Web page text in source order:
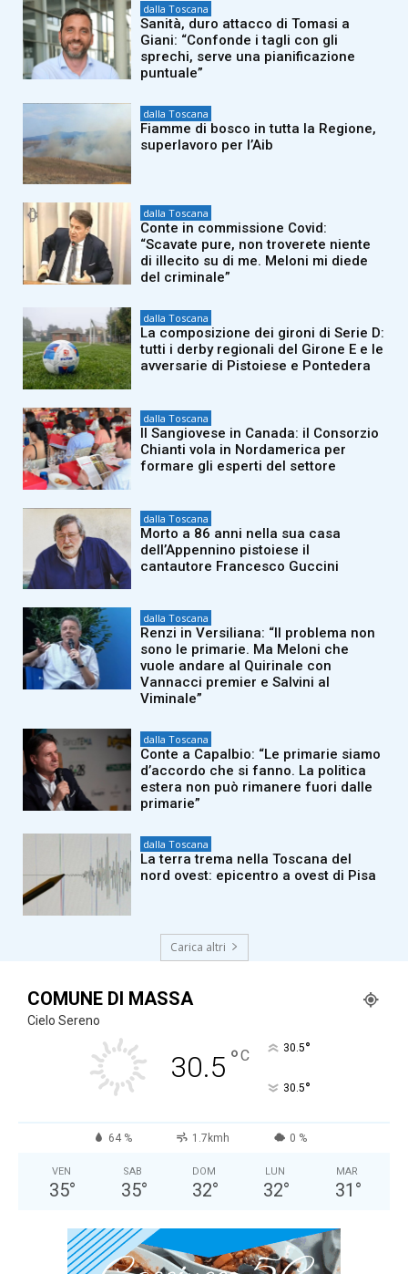
dalla Toscana
Sanità, duro attacco di Tomasi a
Giani: “Confonde i tagli con gli
sprechi, serve una pianificazione
puntuale”
dalla Toscana
Fiamme di bosco in tutta la Regione,
superlavoro per l’Aib
dalla Toscana
Conte in commissione Covid:
“Scavate pure, non troverete niente
di illecito su di me. Meloni mi diede
del criminale”
dalla Toscana
La composizione dei gironi di Serie D:
tutti i derby regionali del Girone E e le
avversarie di Pistoiese e Pontedera
dalla Toscana
Il Sangiovese in Canada: il Consorzio
Chianti vola in Nordamerica per
formare gli esperti del settore
dalla Toscana
Morto a 86 anni nella sua casa
dell’Appennino pistoiese il
cantautore Francesco Guccini
dalla Toscana
Renzi in Versiliana: “Il problema non
sono le primarie. Ma Meloni che
vuole andare al Quirinale con
Vannacci premier e Salvini al
Viminale”
dalla Toscana
Conte a Capalbio: “Le primarie siamo
d’accordo che si fanno. La politica
estera non può rimanere fuori dalle
primarie”
dalla Toscana
La terra trema nella Toscana del
nord ovest: epicentro a ovest di Pisa
Carica altri
COMUNE DI MASSA
Cielo Sereno
30.5 °C 30.5°
30.5°
64 % 1.7kmh 0 %
VEN
35°
SAB
35°
DOM
32°
LUN
32°
MAR
31 °